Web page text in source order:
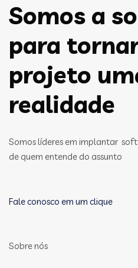
Somos a
para
projeto
realidade
Somos líderes em implantar
de quem entende do assunto
Fale conosco em um clique
Sobre nós